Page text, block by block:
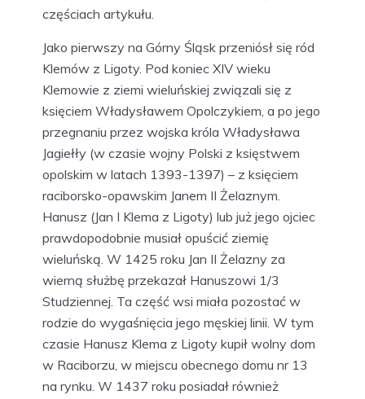
częściach artykułu.
Jako pierwszy na Górny Śląsk przeniósł się ród
Klemów z Ligoty. Pod koniec XIV wieku
Klemowie z ziemi wieluńskiej związali się z
księciem Władysławem Opolczykiem, a po jego
przegnaniu przez wojska króla Władysława
Jagiełły (w czasie wojny Polski z księstwem
opolskim w latach 1393-1397) – z księciem
raciborsko-opawskim Janem II Żelaznym.
Hanusz (Jan I Klema z Ligoty) lub już jego ojciec
prawdopodobnie musiał opuścić ziemię
wieluńską. W 1425 roku Jan II Żelazny za
wierną służbę przekazał Hanuszowi 1/3
Studziennej. Ta część wsi miała pozostać w
rodzie do wygaśnięcia jego męskiej linii. W tym
czasie Hanusz Klema z Ligoty kupił wolny dom
w Raciborzu, w miejscu obecnego domu nr 13
na rynku. W 1437 roku posiadał również